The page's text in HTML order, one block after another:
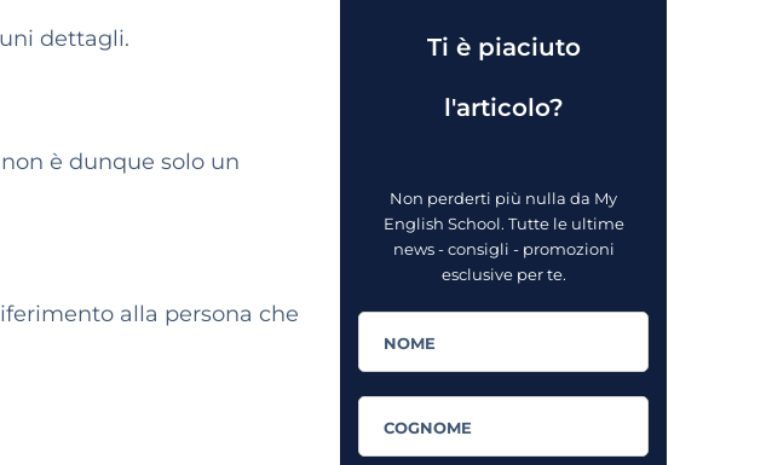
dettagli.
è dunque solo un
alla persona che
Ti è piaciuto
l'articolo?
Non perderti più nulla da My
English School. Tutte le ultime
news - consigli - promozioni
esclusive per te.